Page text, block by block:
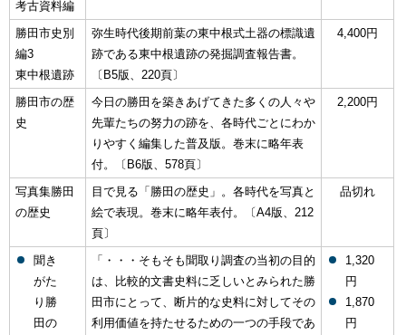
考古資料編
勝田市史別
編3
東中根遺跡
弥生時代後期前葉の東中根式土器の標識遺
跡である東中根遺跡の発掘調査報告書。
〔B5版、220頁〕
4,400円
勝田市の歴
史
今日の勝田を築きあげてきた多くの人々や
先輩たちの努力の跡を、各時代ごとにわか
りやすく編集した普及版。巻末に略年表
付。〔B6版、578頁〕
2,200円
写真集勝田
の歴史
目で見る「勝田の歴史」。各時代を写真と
絵で表現。巻末に略年表付。〔A4版、212
頁〕
品切れ
聞き
がた
り勝
田の
「・・・そもそも聞取り調査の当初の目的
は、比較的文書史料に乏しいとみられた勝
田市にとって、断片的な史料に対してその
利用価値を持たせるための一つの手段であ
1,320
円
1,870
円